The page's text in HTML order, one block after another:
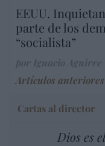
EEUU.
parte de los
“socialista”
Artículos anteriores
Cartas al director
Dios es